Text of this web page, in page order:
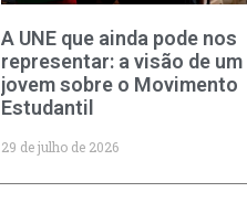
A UNE que ainda pode nos
representar: a visão de um
jovem sobre o Movimento
Estudantil
29 de julho de 2026